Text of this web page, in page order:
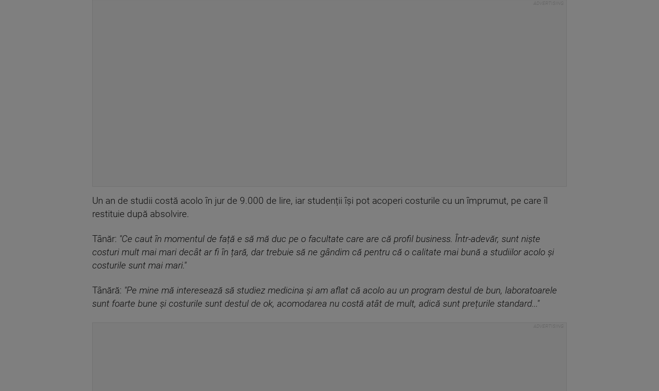
Un an de studii costă acolo în jur de 9.000 de lire, iar studenții își pot acoperi costurile cu un împrumut, pe care îl
restituie după absolvire.
Tânăr: "Ce caut în momentul de față e să mă duc pe o facultate care are că profil business. Într-adevăr, sunt niște
costuri mult mai mari decât ar fi în țară, dar trebuie să ne gândim că pentru că o calitate mai bună a studiilor acolo și
costurile sunt mai mari."
Tânără: "Pe mine mă interesează să studiez medicina și am aflat că acolo au un program destul de bun, laboratoarele
sunt foarte bune și costurile sunt destul de ok, acomodarea nu costă atât de mult, adică sunt prețurile standard..."